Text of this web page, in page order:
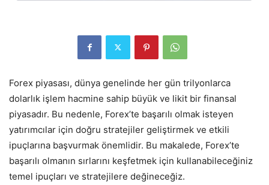
Forex piyasası, dünya genelinde her gün trilyonlarca
dolarlık işlem hacmine sahip büyük ve likit bir finansal
piyasadır. Bu nedenle, Forex’te başarılı olmak isteyen
yatırımcılar için doğru stratejiler geliştirmek ve etkili
ipuçlarına başvurmak önemlidir. Bu makalede, Forex’te
başarılı olmanın sırlarını keşfetmek için kullanabileceğiniz
temel ipuçları ve stratejilere değineceğiz.